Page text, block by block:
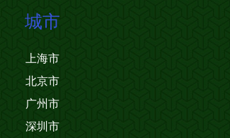
城市
上海市
北京市
广州市
深圳市